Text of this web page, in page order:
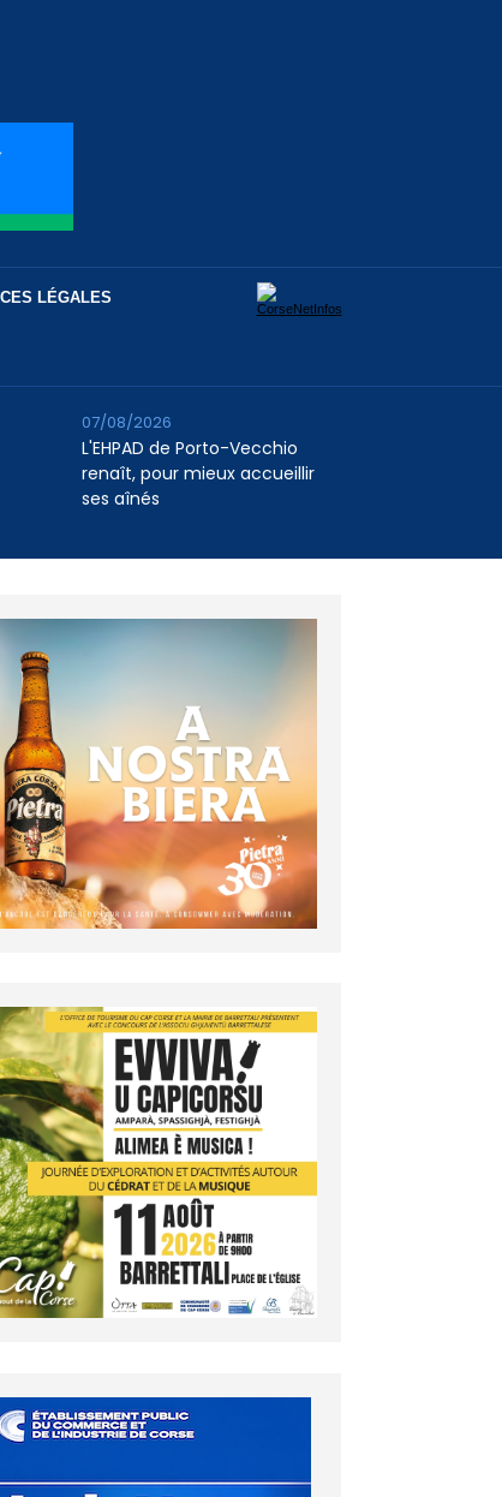
LÉGALES
L'EHPAD de Porto-Vecchio
renaît, pour mieux accueillir
ses aînés
07/08/2026